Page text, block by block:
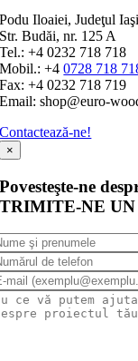
Podu Iloaiei, Judeţul Iaşi
Str. Budăi, nr. 125 A
Tel.: +4 0232 718 718
Mobil.: +40728 718
Fax: +4 0232 718 719
Email: shop@euro-
Contactează-ne!
×
Povesteşte-ne
TRIMITE-NE